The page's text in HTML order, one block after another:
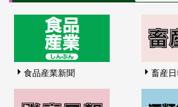
食品産業新聞 畜産